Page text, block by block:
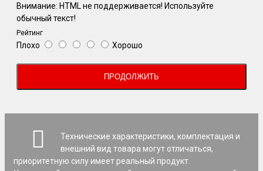
Внимание: HTML не поддерживается! Используйте
обычный текст!
Рейтинг
Плохо Хорошо
ПРОДОЛЖИТЬ
Технические характеристики, комплектация и
внешний вид товара могут отличаться,
приоритетную силу имеет реальный продукт.